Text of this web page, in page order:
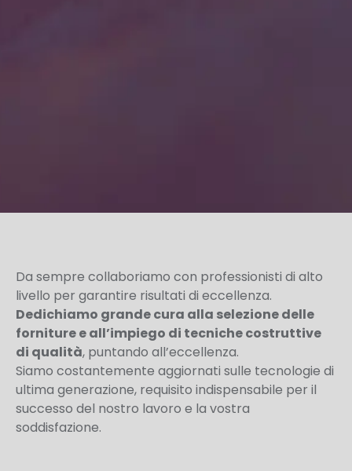
Da sempre collaboriamo con professionisti di alto
livello per garantire risultati di eccellenza.
Dedichiamo grande cura alla selezione delle
forniture e all’impiego di tecniche costruttive
di qualità, puntando all’eccellenza.
Siamo costantemente aggiornati sulle tecnologie di
ultima generazione, requisito indispensabile per il
successo del nostro lavoro e la vostra
soddisfazione.